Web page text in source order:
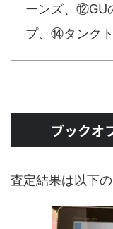
ーンズ、⑫GU
プ、⑭タンク
ブックオ
査定結果は以下の